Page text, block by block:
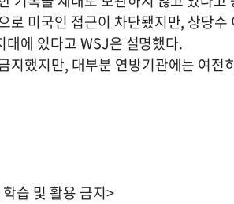
로 미국인 접근이 차단됐지만, 상당수
대에 있다고 WSJ은 설명했다.
지했지만, 대부분 연방기관에는 여전
습 및 활용 금지>